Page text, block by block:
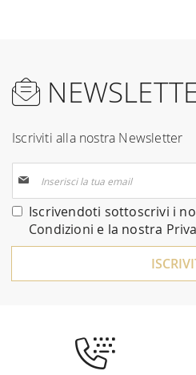
Iscriviti alla nostra Newsletter
alla
nostra
Newsletter:
Iscrivendoti sottoscrivi i
Condizioni e la nostra